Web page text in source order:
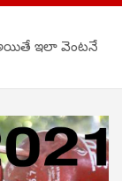
అయితే ఇలా వెంటనే